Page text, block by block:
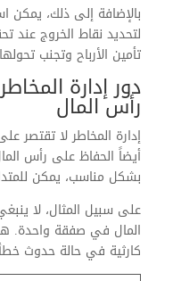
بالإضافة إلى ذلك، يمكن
لتحديد نقاط الخروج عند
تأمين الأرباح وتجنب
دور إدارة
رأس المال
إدارة المخاطر لا تقتصر
أيضاً الحفاظ على رأس
بشكل مناسب، يمكن
المال في صفقة واحدة.
كارثية في حالة حدوث